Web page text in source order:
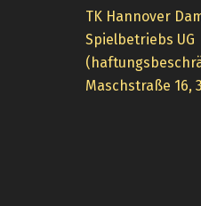
TK Hannover
Spielbetriebs UG
Maschstraße 16,